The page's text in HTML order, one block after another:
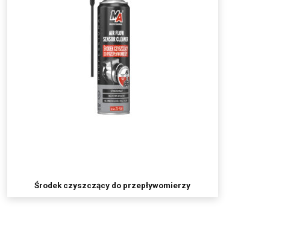
Środek czyszczący do przepływomierzy